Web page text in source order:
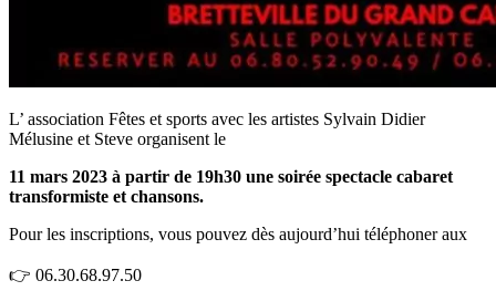
L’ association Fêtes et sports avec les artistes Sylvain Didier
Mélusine et Steve organisent le
11 mars 2023 à partir de 19h30 une soirée spectacle cabaret
transformiste et chansons.
Pour les inscriptions, vous pouvez dès aujourd’hui téléphoner aux
👉 06.30.68.97.50